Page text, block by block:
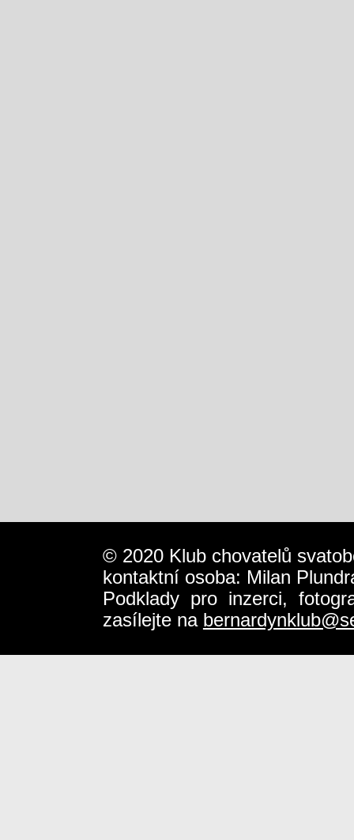
© 2020 Klub chovatelů
kontaktní osoba: Milan
Podklady pro inzerci,
zasílejte na